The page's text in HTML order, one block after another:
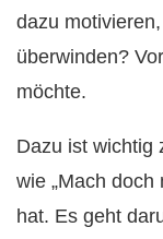
dazu
überwinden?
möchte.
Dazu ist wichtig
wie „Mach
hat. Es geht